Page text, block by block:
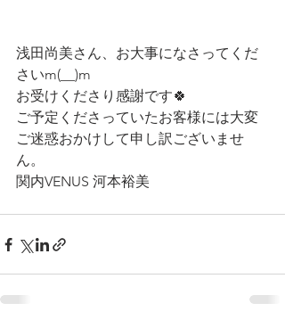
浅田尚美さん、お大事になさってくだ
さいm(__)m
お受けくださり感謝です🍀
ご予定くださっていたお客様には大変
ご迷惑おかけして申し訳ございませ
ん。
関内VENUS 河本裕美